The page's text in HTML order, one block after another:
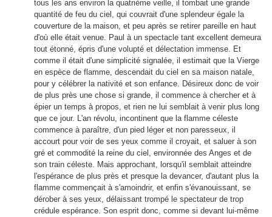
tous les ans environ la quatrième veille, il tombait une grande
quantité de feu du ciel, qui couvrait d'une splendeur égale la
couverture de la maison, et peu après se retirer pareille en haut
d'où elle était venue. Paul à un spectacle tant excellent demeura
tout étonné, épris d'une volupté et délectation immense. Et
comme il était d'une simplicité signalée, il estimait que la Vierge
en espèce de flamme, descendait du ciel en sa maison natale,
pour y célébrer la nativité et son enfance. Désireux donc de voir
de plus près une chose si grande, il commence à chercher et à
épier un temps à propos, et rien ne lui semblait à venir plus long
que ce jour. L'an révolu, incontinent que la flamme céleste
commence à paraître, d'un pied léger et non paresseux, il
accourt pour voir de ses yeux comme il croyait, et saluer à son
gré et commodité la reine du ciel, environnée des Anges et de
son train céleste. Mais approchant, lorsqu'il semblait atteindre
l'espérance de plus près et presque la devancer, d'autant plus la
flamme commençait à s'amoindrir, et enfin s'évanouissant, se
dérober à ses yeux, délaissant trompé le spectateur de trop
crédule espérance. Son esprit donc, comme si devant lui-même